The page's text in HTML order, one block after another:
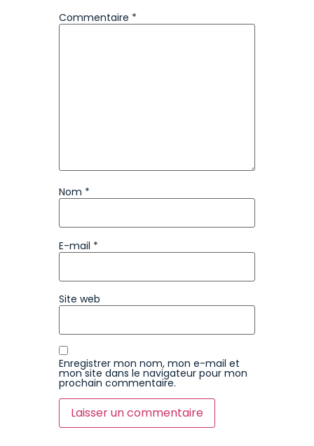
Commentaire *
Nom *
E-mail *
Site web
Enregistrer mon nom, mon e-mail et
mon site dans le navigateur pour mon
prochain commentaire.